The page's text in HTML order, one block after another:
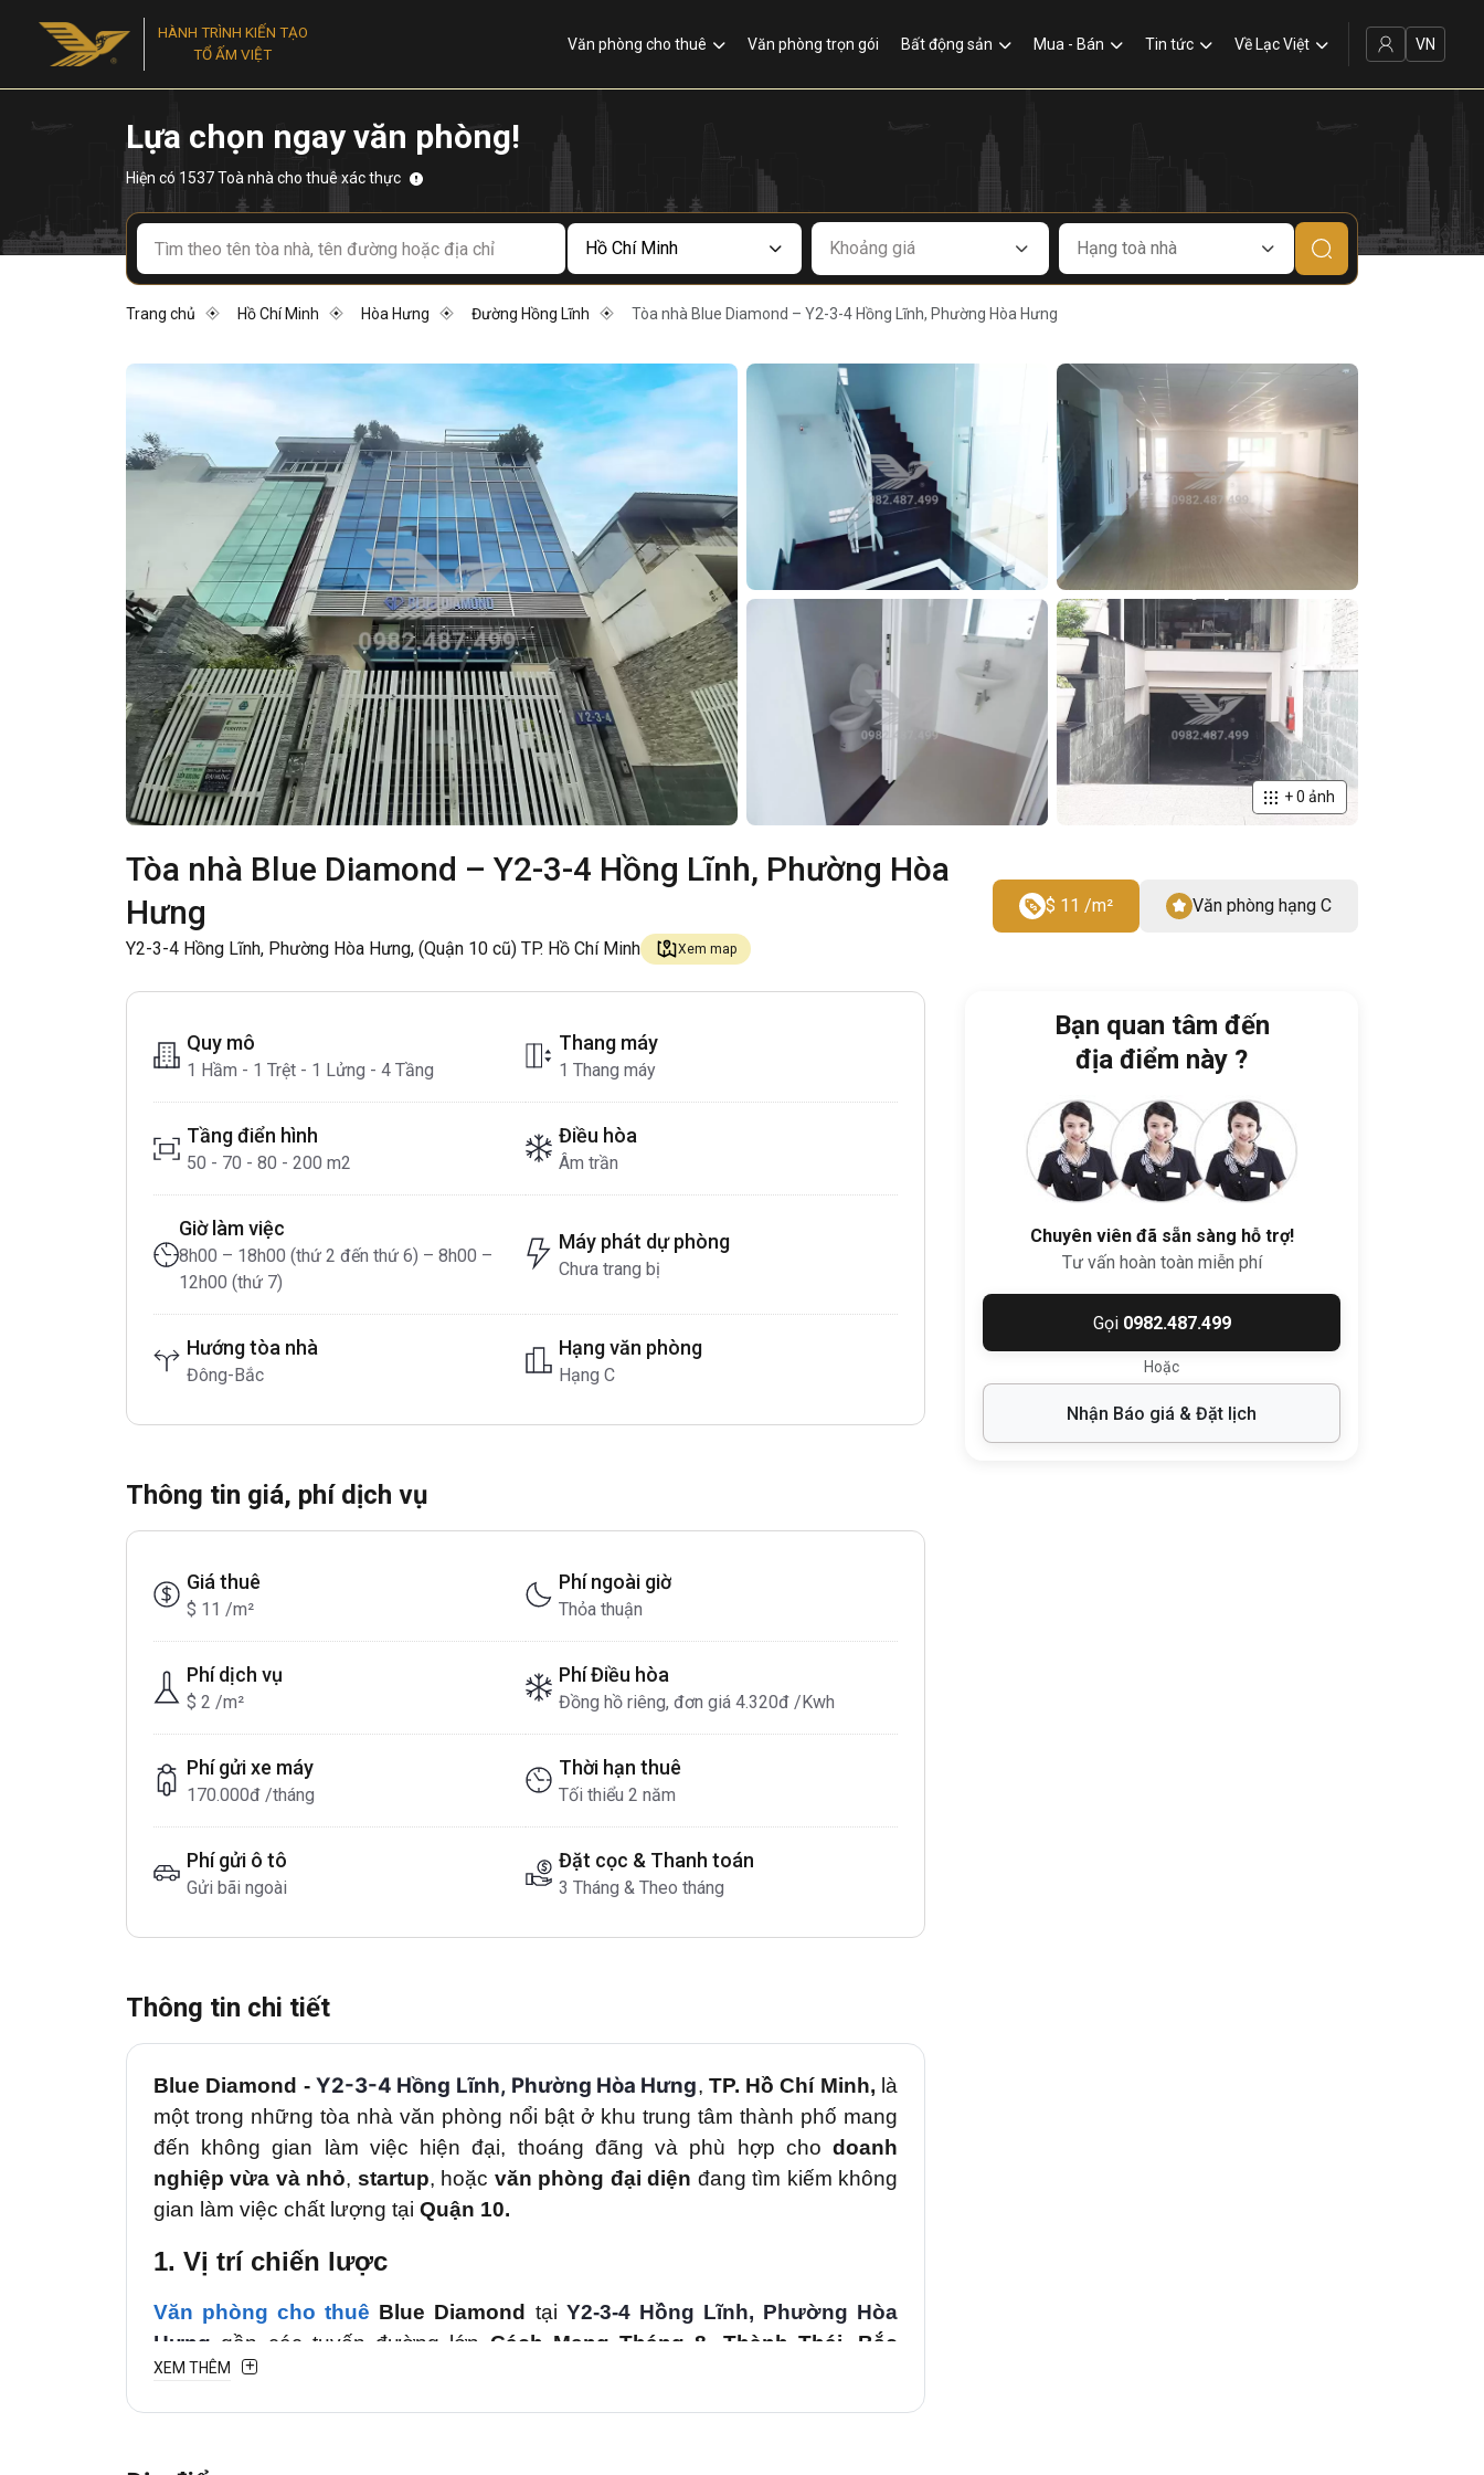
HÀNH TRÌNH KIẾN TẠO
TỔ ẤM VIỆT
Văn phòng cho thuê Văn phòng trọn gói Bất động sản Mua - Bán Tin tức Về Lạc Việt VN
Lựa chọn ngay văn phòng!
Hiện có 1537 Toà nhà cho thuê xác thực
Khoảng giá
Trang chủ Hồ Chí Minh Hòa Hưng Đường Hồng Lĩnh Tòa nhà Blue Diamond – Y2-3-4 Hồng Lĩnh, Phường Hòa Hưng
+0 ảnh
Tòa nhà Blue Diamond – Y2-3-4 Hồng Lĩnh, Phường Hòa
Hưng
Y2-3-4 Hồng Lĩnh, Phường Hòa Hưng, (Quận 10 cũ) TP. Hồ Chí Minh Xem map
$ 11 /m² Văn phòng hạng C
Quy mô
1 Hầm - 1 Trệt - 1 Lửng - 4 Tầng
Thang máy
1 Thang máy
Tầng điển hình
50 - 70 - 80 - 200 m2
Điều hòa
Âm trần
Giờ làm việc
8h00 – 18h00 (thứ 2 đến thứ 6) – 8h00 –
12h00 (thứ 7)
Máy phát dự phòng
Chưa trang bị
Hướng tòa nhà
Đông-Bắc
Hạng văn phòng
Hạng C
Thông tin giá, phí dịch vụ
Giá thuê
$ 11 /m²
Phí ngoài giờ
Thỏa thuận
Phí dịch vụ
$ 2 /m²
Phí Điều hòa
Đồng hồ riêng, đơn giá 4.320đ /Kwh
Phí gửi xe máy
170.000đ /tháng
Thời hạn thuê
Tối thiểu 2 năm
Phí gửi ô tô
Gửi bãi ngoài
Đặt cọc & Thanh toán
3 Tháng & Theo tháng
Thông tin chi tiết
Blue Diamond - Y2-3-4 Hồng Lĩnh, Phường Hòa Hưng, TP. Hồ Chí Minh, là
một trong những tòa nhà văn phòng nổi bật ở khu trung tâm thành phố mang
đến không gian làm việc hiện đại, thoáng đãng và phù hợp cho doanh
nghiệp vừa và nhỏ, startup, hoặc văn phòng đại diện đang tìm kiếm không
gian làm việc chất lượng tại Quận 10.
1. Vị trí chiến lược
Văn phòng cho thuê Blue Diamond tại Y2-3-4 Hồng Lĩnh, Phường Hòa
Hưng gần các tuyến đường lớn Cách Mạng Tháng 8 , Thành Thái, Bắc
Hải giúp kết nối nhanh đến
thuận tiện giao dịch và tiếp đón đối tác.
XEM THÊM
Bạn quan tâm đến
địa điểm này ?
Chuyên viên đã sẵn sàng hỗ trợ!
Tư vấn hoàn toàn miễn phí
Gọi 0982.487.499
Hoặc
Nhận Báo giá & Đặt lịch